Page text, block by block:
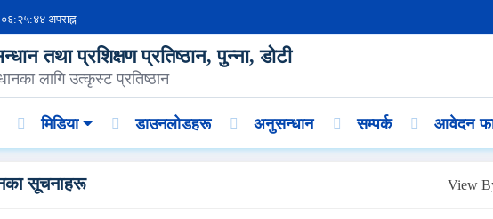
०६:२५:४५ अपराह्न
तथा प्रशिक्षण प्रतिष्ठान, पुन्ना, डोटी
लागि उत्कृस्ट प्रतिष्ठान
मिडिया डाउनलोडहरू अनुसन्धान सम्पर्क आवेदन
सूचनाहरू View